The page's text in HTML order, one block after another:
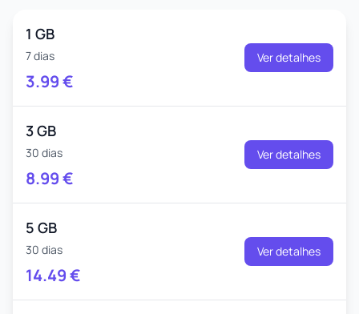
1 GB
7 dias
3.99€
Ver detalhes
3 GB
30 dias
8.99€
Ver detalhes
5 GB
30 dias
14.49€
Ver detalhes